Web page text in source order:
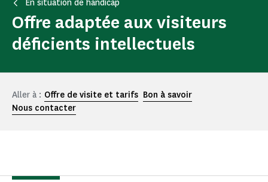
En situation de handicap
Offre adaptée aux visiteurs
déficients intellectuels
Aller à : Offre de visite et tarifs Bon à savoir
Nous contacter